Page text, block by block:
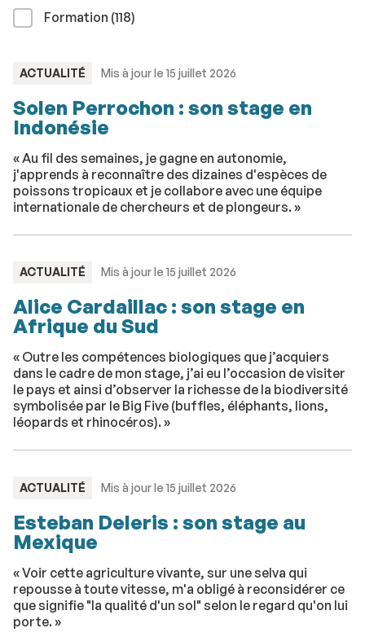
Formation (118résultats
)
TYPE
ACTUALITÉ Mis à jour le 15 juillet 2026
Solen Perrochon : son stage en
Indonésie
« Au fil des semaines, je gagne en autonomie,
j'apprends à reconnaître des dizaines d'espèces de
poissons tropicaux et je collabore avec une équipe
internationale de chercheurs et de plongeurs. »
TYPE
ACTUALITÉ Mis à jour le 15 juillet 2026
Alice Cardaillac : son stage en
Afrique du Sud
« Outre les compétences biologiques que j’acquiers
dans le cadre de mon stage, j’ai eu l’occasion de visiter
le pays et ainsi d’observer la richesse de la biodiversité
symbolisée par le Big Five (buffles, éléphants, lions,
léopards et rhinocéros). »
TYPE
ACTUALITÉ Mis à jour le 15 juillet 2026
Esteban Deleris : son stage au
Mexique
« Voir cette agriculture vivante, sur une selva qui
repousse à toute vitesse, m'a obligé à reconsidérer ce
que signifie "la qualité d'un sol" selon le regard qu'on lui
porte. »